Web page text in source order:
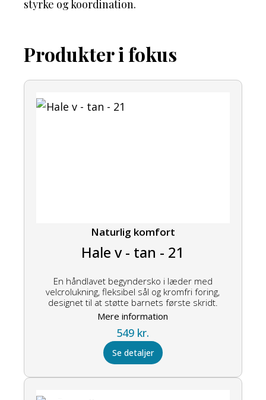
styrke og koordination.
Produkter i fokus
Naturlig komfort
Hale v - tan - 21
En håndlavet begyndersko i læder med
velcrolukning, fleksibel sål og kromfri foring,
designet til at støtte barnets første skridt.
549 kr.
Se detaljer
Mere information